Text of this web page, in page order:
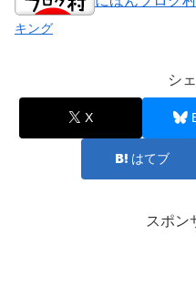
キング
シ
X
はてブ
スポン